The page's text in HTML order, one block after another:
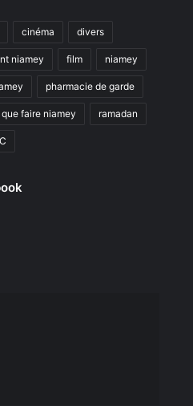
cinéma divers
niamey film niamey
pharmacie de garde
que faire niamey ramadan